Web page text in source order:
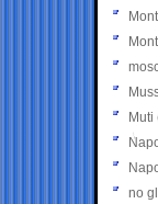
Muti
no